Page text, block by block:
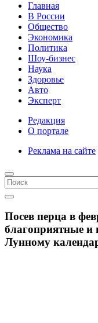
Главная
В России
Общество
Экономика
Политика
Шоу-бизнес
Наука
Здоровье
Авто
Эксперт
Редакция
О портале
Реклама на сайте
Посев перца в
благоприятные и
Лунному